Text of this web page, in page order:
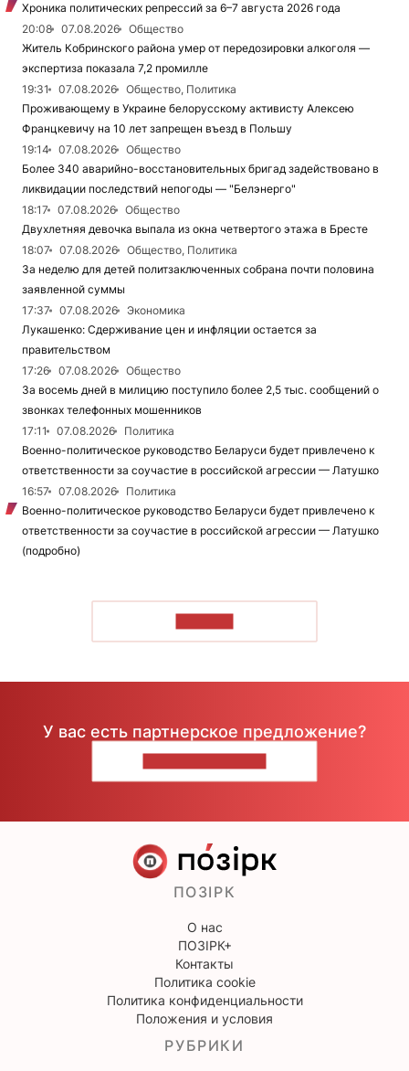
Хроника политических репрессий за 6–7 августа 2026 года
20:08
07.08.2026
Общество
Житель Кобринского района умер от передозировки алкоголя —
экспертиза показала 7,2 промилле
19:31
07.08.2026
Общество, Политика
Проживающему в Украине белорусскому активисту Алексею
Францкевичу на 10 лет запрещен въезд в Польшу
19:14
07.08.2026
Общество
Более 340 аварийно-восстановительных бригад задействовано в
ликвидации последствий непогоды — "Белэнерго"
18:17
07.08.2026
Общество
Двухлетняя девочка выпала из окна четвертого этажа в Бресте
18:07
07.08.2026
Общество, Политика
За неделю для детей политзаключенных собрана почти половина
заявленной суммы
17:37
07.08.2026
Экономика
Лукашенко: Сдерживание цен и инфляции остается за
правительством
17:26
07.08.2026
Общество
За восемь дней в милицию поступило более 2,5 тыс. сообщений о
звонках телефонных мошенников
17:11
07.08.2026
Политика
Военно-политическое руководство Беларуси будет привлечено к
ответственности за соучастие в российской агрессии — Латушко
16:57
07.08.2026
Политика
Военно-политическое руководство Беларуси будет привлечено к
ответственности за соучастие в российской агрессии — Латушко
(подробно)
У вас есть партнерское предложение?
ПОЗІРК
О нас
ПОЗІРК+
Контакты
Политика cookie
Политика конфиденциальности
Положения и условия
РУБРИКИ